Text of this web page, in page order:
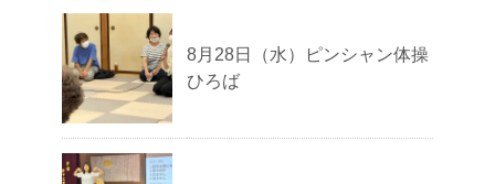
8月28日（水）ピンシャン体操
ひろば